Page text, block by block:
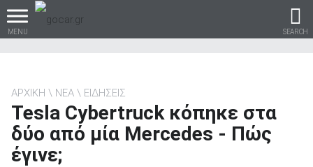
MENU SEARCH
Βρες τα πάντα για το
αυτοκίνητο!
ΑΡΧΙΚΗ ΝΕΑ ΕΙΔΗΣΕΙΣ
Tesla Cybertruck κόπηκε στα
δύο από μία Mercedes - Πώς
έγινε;